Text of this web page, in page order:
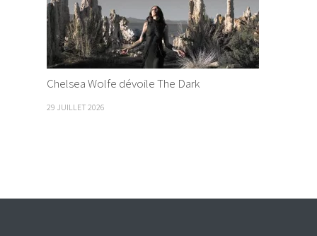
Chelsea Wolfe dévoile The Dark
29 JUILLET 2026